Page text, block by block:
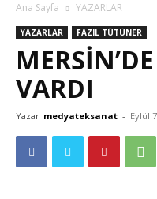
Ana Sayfa YAZARLAR
YAZARLAR FAZIL TÜTÜNER
VARDI
Yazar medyateksanat - Eylül